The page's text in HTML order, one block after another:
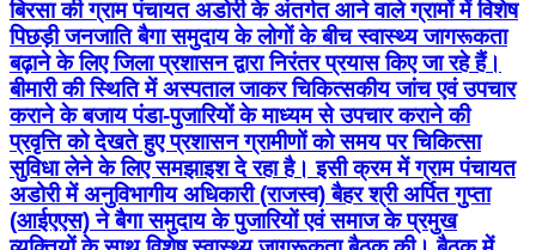
सुविधा लेने के लिए समझाइश दे रहा है। इसी क्रम में ग्राम पंचायत
अडोरी में अनुविभागीय अधिकारी (राजस्व) बैहर श्री अर्पित गुप्ता
(आईएएस) ने बैगा समुदाय के पुजारियों एवं समाज के प्रमुख
व्यक्तियों के साथ विशेष स्वास्थ्य जागरूकता बैठक की। बैठक में
उन्होंने कहा कि बैगा समुदाय की परंपराओं एवं धार्मिक मान्यताओं का
सम्मान करते हुए भी बीमारी की स्थिति में चिकित्सकीय जांच और
विशेषज्ञ की सलाह को प्राथमिकता देना बेहद जरूरी है। पंचायत
क्षेत्र के कुछ ग्रामों में पिछले दिनों बीमारी के कारण बच्चों की मृत्यु
की घटनाओं के बाद प्रशासन विशेष रूप से स्वास्थ्य जागरूकता पर